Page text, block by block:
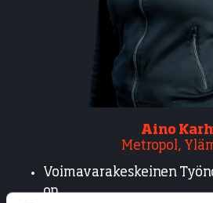
Aino
Metropol,
Voimavarakeskeinen
op.